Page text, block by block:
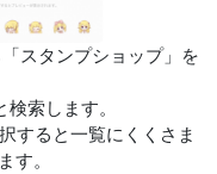
スタンプショップ」を
索します。
すると一覧にくくさま
す。